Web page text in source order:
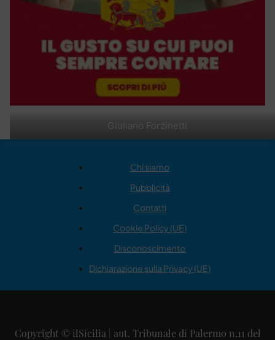
Giuliano Forzinetti
Chi siamo
Pubblicità
Contatti
Cookie Policy (UE)
Disconoscimento
Dichiarazione sulla Privacy (UE)
Copyright © ilSicilia | aut. Tribunale di Palermo n.11 del